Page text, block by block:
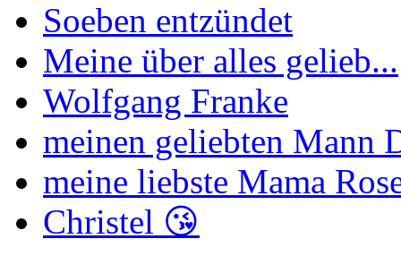
Soeben entzündet
Meine über alles gelieb...
Wolfgang Franke
meinen geliebten Mann
meine liebste Mama
Christel 😘